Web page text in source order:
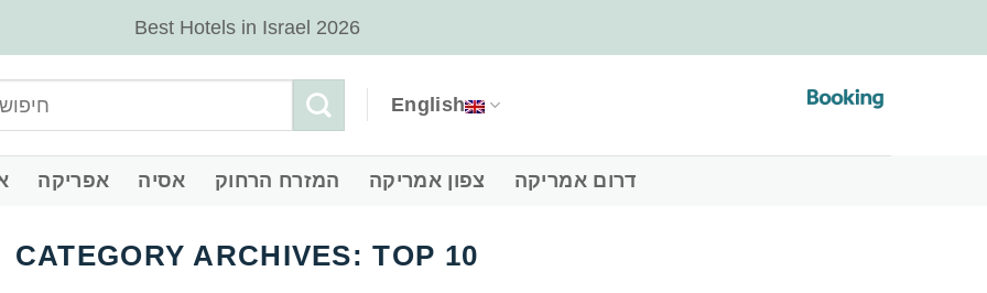
Best Hotels in Israel 2026
English
אפריקה אסיה המזרח הרחוק צפון אמריקה דרום אמריקה
CATEGORY ARCHIVES:TOP 10